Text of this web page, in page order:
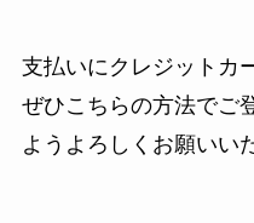
支払いにクレジットカ
ぜひこちらの方法でご
ようよろしくお願いい